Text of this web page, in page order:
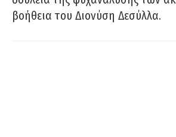
βοήθεια του Διονύση Δεσύλλα.